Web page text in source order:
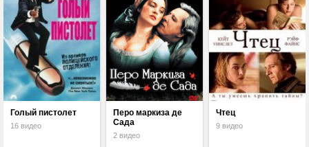
Голый пистолет
16 видео
Перо маркиза де
Сада
2 видео
Чтец
9 видео